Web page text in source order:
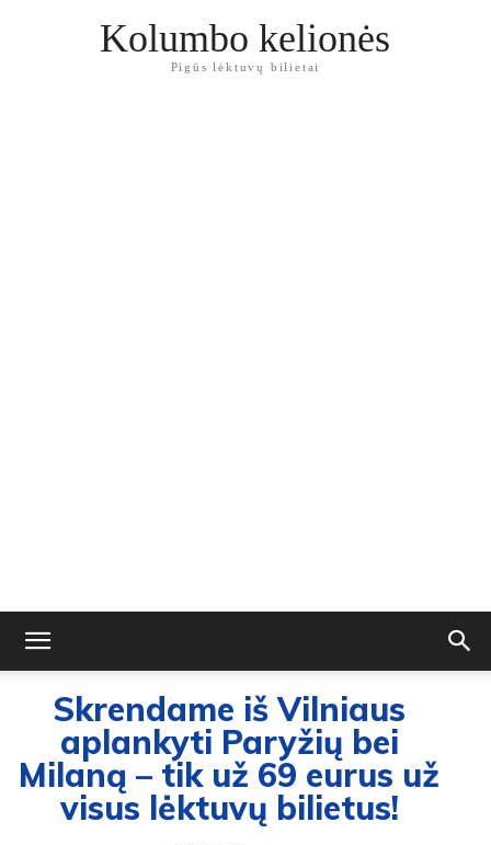
Kolumbo kelionės
Pigūs lėktuvų bilietai
Skrendame iš Vilniaus
aplankyti Paryžių bei
Milaną – tik už 69 eurus už
visus lėktuvų bilietus!